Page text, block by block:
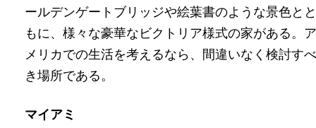
ールデンゲートブリッジや絵葉書のような景色とと
もに、様々な豪華なビクトリア様式の家がある。ア
メリカでの生活を考えるなら、間違いなく検討すべ
き場所である。
マイアミ